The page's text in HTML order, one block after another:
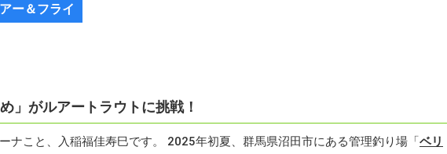
ー＆フライ
め」がルアートラウトに挑戦！
ナこと、入稲福佳寿巳です。 2025年初夏、群馬県沼田市にある管理釣り場「ベリ